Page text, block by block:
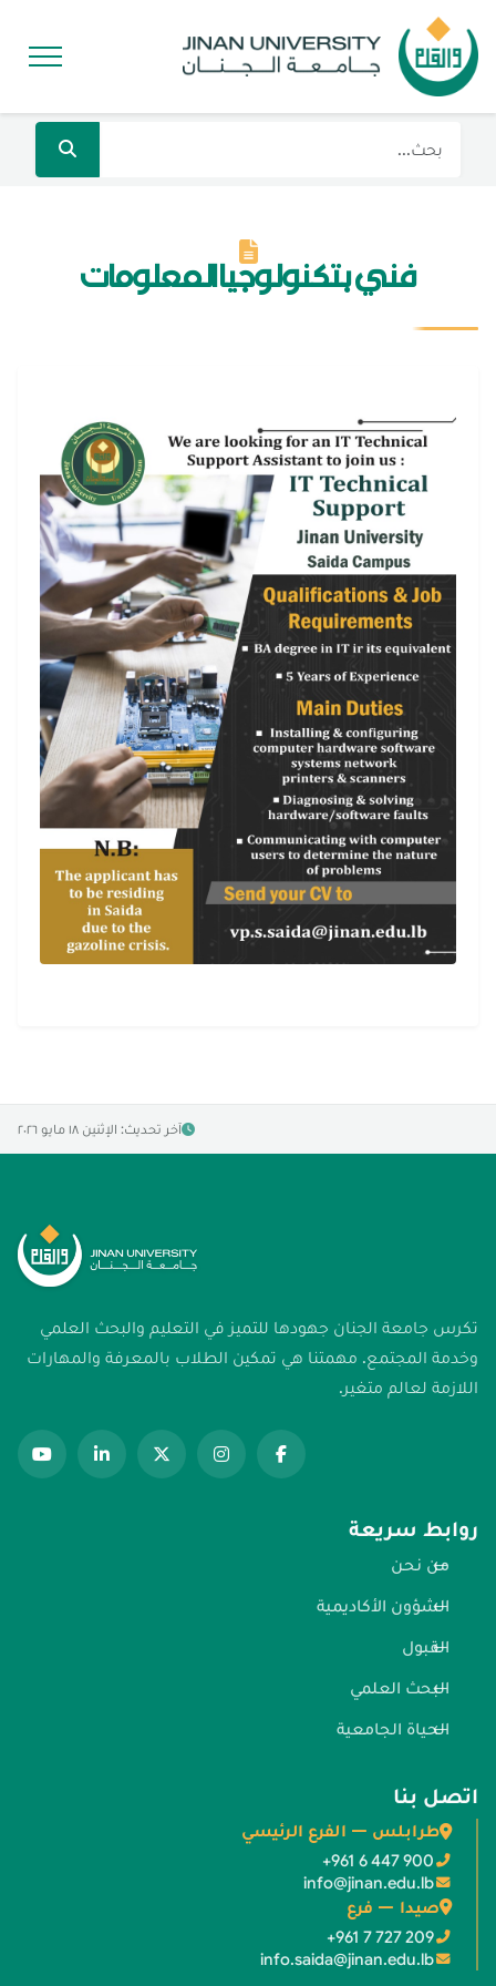
فني بتكنولوجيا المعلومات
آخر تحديث: الإثنين ١٨ مايو ٢٠٢٦
تكرس جامعة الجنان جهودها للتميز في التعليم والبحث العلمي
وخدمة المجتمع. مهمتنا هي تمكين الطلاب بالمعرفة والمهارات
اللازمة لعالم متغير.
روابط سريعة
من نحن
الشؤون الأكاديمية
القبول
البحث العلمي
الحياة الجامعية
اتصل بنا
طرابلس — الفرع الرئيسي
+961 6 447 900
info@jinan.edu.lb
صيدا — فرع
+961 7 727 209
info.saida@jinan.edu.lb